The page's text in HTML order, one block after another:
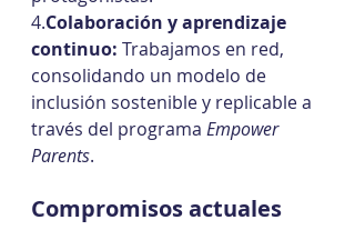
4.Colaboración y aprendizaje
continuo: Trabajamos en red,
consolidando un modelo de
inclusión sostenible y replicable a
través del programa Empower
Parents.
Compromisos actuales